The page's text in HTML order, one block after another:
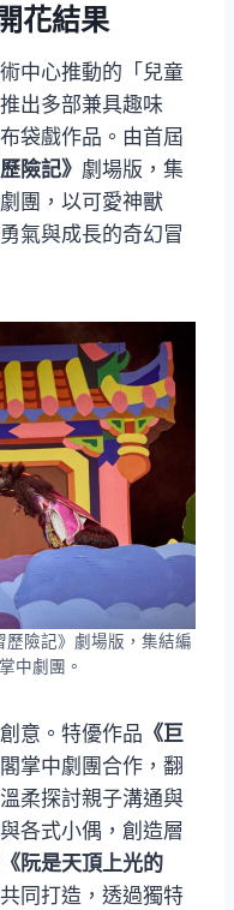
花結果
中心推動的「兒童
出多部兼具趣味
袋戲作品。由首屆
險記》 劇場版，集
團，以可愛神獸
氣與成長的奇幻冒
險記》劇場版，集結編
中劇團。
意。特優作品 《巨
掌中劇團合作，翻
柔探討親子溝通與
各式小偶，創造層
《阮是天頂上光的
同打造，透過獨特